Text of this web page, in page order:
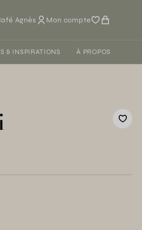
Agnès Mon compte
& INSPIRATIONS À PROPOS